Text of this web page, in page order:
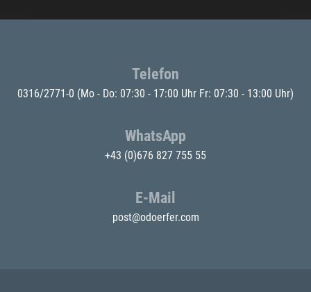
Telefon
0316/2771-0 (Mo - Do: 07:30 - 17:00 Uhr Fr: 07:30 - 13:00 Uhr)
WhatsApp
+43 (0)676 827 755 55
E-Mail
post@odoerfer.com